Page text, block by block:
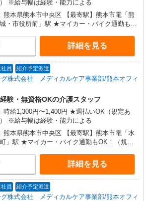
り） ※給与幅は経験・能力による
熊本県熊本市中央区 【最寄駅】熊本市電「熊
・市役所前」駅 ★マイカー・バイク通勤も
から通いやすいエリアなど、お好きな勤務地を
び下さい！！
詳細を見る
員 紹介予定派遣
グ株式会社 メディカルケア事業部/熊本オフィ
験・無資格OKの介護スタッフ
時給1,300円〜1,400円 ★週払いOK（規定あ
り） ※給与幅は経験・能力による
熊本県熊本市中央区 【最寄駅】熊本市電「水
」駅 ★マイカー・バイク通勤もOK！（規定
すいエリアなど、お好きな勤務地をお選び下さ
！
詳細を見る
員 紹介予定派遣
グ株式会社 メディカルケア事業部/熊本オフィ